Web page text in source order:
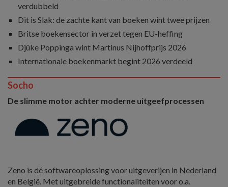
verdubbeld
Dit is Slak: de zachte kant van boeken wint twee prijzen
Britse boekensector in verzet tegen EU-heffing
Djûke Poppinga wint Martinus Nijhoffprijs 2026
Internationale boekenmarkt begint 2026 verdeeld
Socho
De slimme motor achter moderne uitgeefprocessen
Zeno is dé softwareoplossing voor uitgeverijen in Nederland
en België. Met uitgebreide functionaliteiten voor o.a.